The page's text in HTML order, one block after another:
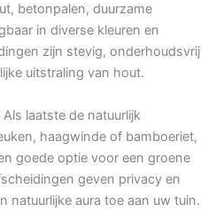
betonpalen, duurzame
in diverse kleuren en
zijn stevig, onderhoudsvrij
uitstraling van hout.
laatste de natuurlijk
haagwinde of bamboeriet,
goede optie voor een groene
geven privacy en
natuurlijke aura toe aan uw tuin.